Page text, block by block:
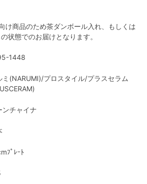
1448
ミ(NARUMI)/プロスタイル/プラスセラム
ンチャイナ
ﾌﾟﾚｰﾄ
け商品のため茶ダンボール入れ、もしくは
状態でのお届けとなります。